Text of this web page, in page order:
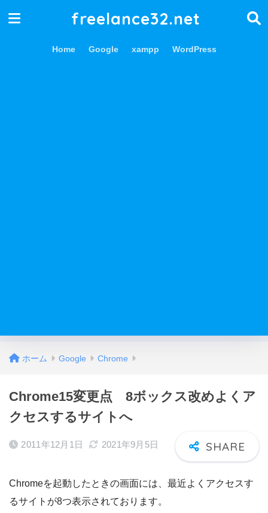
freelance32.net
Home Google xampp WordPress
ホーム Google Chrome
Chrome15変更点 8ボックス改めよくア
クセスするサイトへ
2011年12月1日 2021年9月5日
Chromeを起動したときの画面には、最近よくアクセスす
るサイトが8つ表示されております。